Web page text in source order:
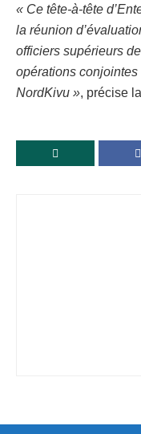
« Ce tête-à-tête
la réunion
officiers supérieurs
opérations conjointes
NordKivu », précise